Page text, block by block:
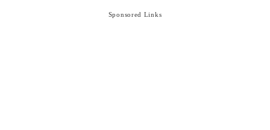
Sponsored Links